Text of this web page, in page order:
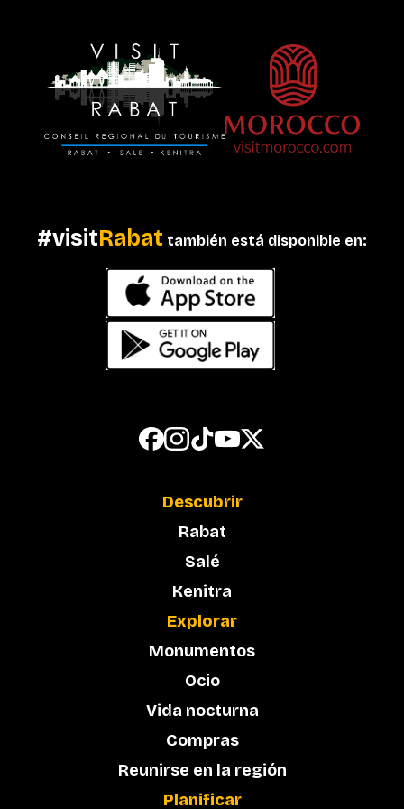
#visitRabat también está disponible en:
Descubrir
Rabat
Salé
Kenitra
Explorar
Monumentos
Ocio
Vida nocturna
Compras
Reunirse en la región
Planificar